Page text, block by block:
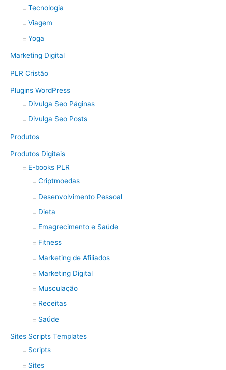
Tecnologia
Viagem
Yoga
Marketing Digital
PLR Cristão
Plugins WordPress
Divulga Seo Páginas
Divulga Seo Posts
Produtos
Produtos Digitais
E-books PLR
Criptmoedas
Desenvolvimento Pessoal
Dieta
Emagrecimento e Saúde
Fitness
Marketing de Afiliados
Marketing Digital
Musculação
Receitas
Saúde
Sites Scripts Templates
Scripts
Sites